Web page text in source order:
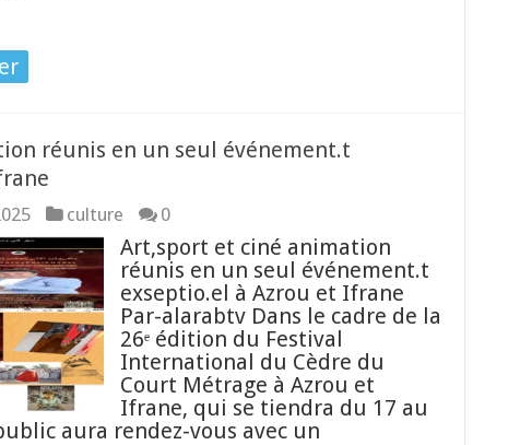
réunis en un seul événement.t
culture 0
Art,sport et ciné animation
réunis en un seul événement.t
exseptio.el à Azrou et Ifrane
Par-alarabtv Dans le cadre de la
26ᵉ édition du Festival
International du Cèdre du
Court Métrage à Azrou et
Ifrane, qui se tiendra du 17 au
aura rendez-vous avec un